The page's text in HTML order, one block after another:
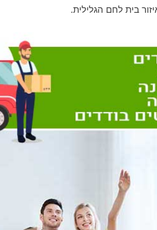
בית לחם הגלילית.